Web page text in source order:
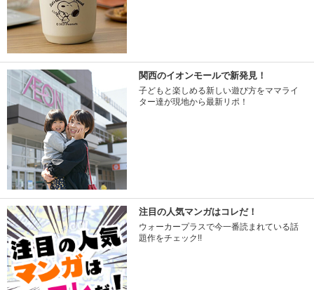
関西のイオンモールで新発見！
子どもと楽しめる新しい遊び方をママライ
ター達が現地から最新リポ！
注目の人気マンガはコレだ！
ウォーカープラスで今一番読まれている話
題作をチェック!!